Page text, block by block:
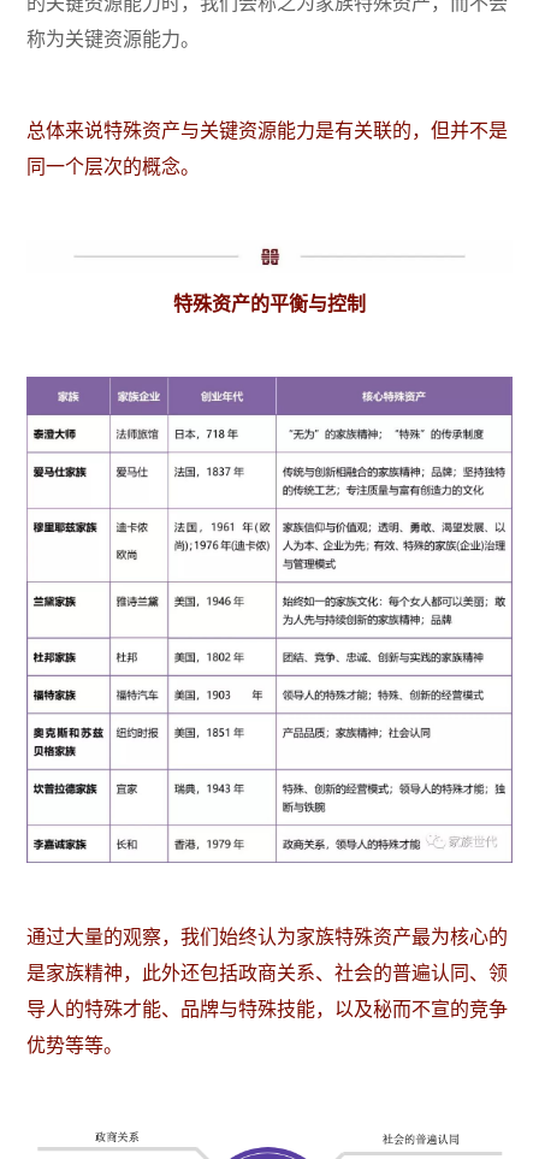
称为关键资源能力。
总体来说特殊资产与关键资源能力是有关联的，但并不是
同一个层次的概念。
特殊资产的平衡与控制
通过大量的观察，我们始终认为家族特殊资产最为核心的
是家族精神，此外还包括政商关系、社会的普遍认同、领
导人的特殊才能、品牌与特殊技能，以及秘而不宣的竞争
优势等等。